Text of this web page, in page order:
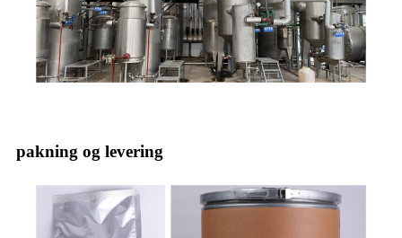
pakning og levering